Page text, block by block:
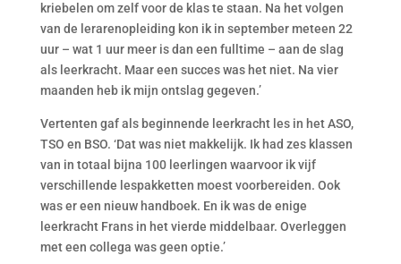
kriebelen om zelf voor de klas te staan. Na het volgen
van de lerarenopleiding kon ik in september meteen 22
uur – wat 1 uur meer is dan een fulltime – aan de slag
als leerkracht. Maar een succes was het niet. Na vier
maanden heb ik mijn ontslag gegeven.’
Vertenten gaf als beginnende leerkracht les in het ASO,
TSO en BSO. ‘Dat was niet makkelijk. Ik had zes klassen
van in totaal bijna 100 leerlingen waarvoor ik vijf
verschillende lespakketten moest voorbereiden. Ook
was er een nieuw handboek. En ik was de enige
leerkracht Frans in het vierde middelbaar. Overleggen
met een collega was geen optie.’